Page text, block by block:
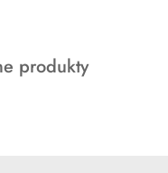
produkty